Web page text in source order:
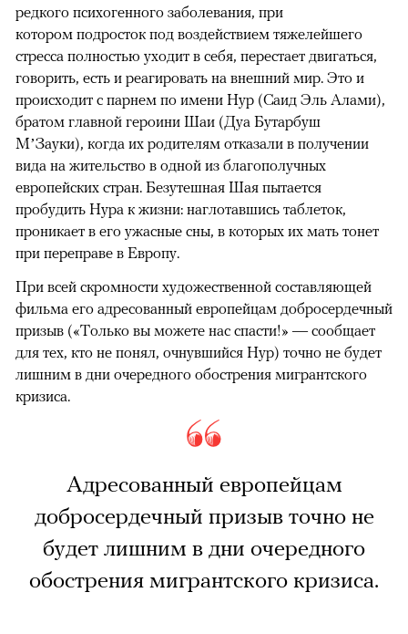
редкого психогенного заболевания, при
котором подросток под воздействием тяжелейшего
стресса полностью уходит в себя, перестает двигаться,
говорить, есть и реагировать на внешний мир. Это и
происходит с парнем по имени Нур (Саид Эль Алами),
братом главной героини Шаи (Дуа Бутарбуш
М’Зауки), когда их родителям отказали в получении
вида на жительство в одной из благополучных
европейских стран. Безутешная Шая пытается
пробудить Нура к жизни: наглотавшись таблеток,
проникает в его ужасные сны, в которых их мать тонет
при переправе в Европу.
При всей скромности художественной составляющей
фильма его адресованный европейцам добросердечный
призыв («Только вы можете нас спасти!» — сообщает
для тех, кто не понял, очнувшийся Нур) точно не будет
лишним в дни очередного обострения мигрантского
кризиса.
Адресованный европейцам
добросердечный призыв точно не
будет лишним в дни очередного
обострения мигрантского кризиса.